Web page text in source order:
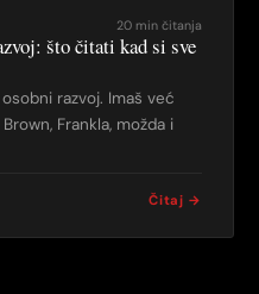
20 min čitanja
što čitati kad si sve
razvoj. Imaš već
Frankla, možda i
Čitaj →